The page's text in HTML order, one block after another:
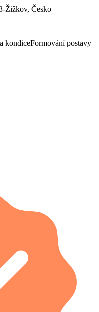
Žižkov, Česko
kondiceFormování postavy